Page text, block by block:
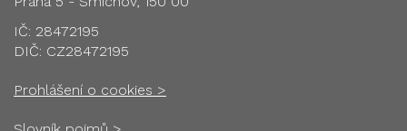
IČ: 28472195
DIČ: CZ28472195
Prohlášení o cookies >